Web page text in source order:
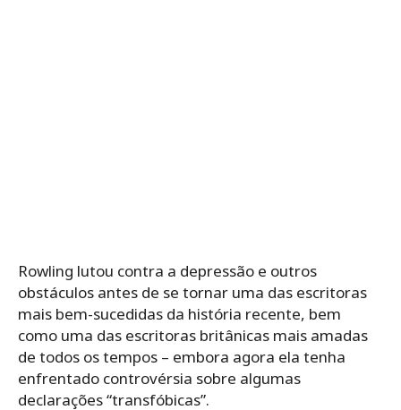
Rowling lutou contra a depressão e outros
obstáculos antes de se tornar uma das escritoras
mais bem-sucedidas da história recente, bem
como uma das escritoras britânicas mais amadas
de todos os tempos – embora agora ela tenha
enfrentado controvérsia sobre algumas
declarações “transfóbicas”.